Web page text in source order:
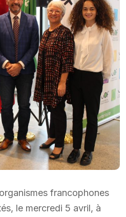
francophones
le mercredi 5 avril, à